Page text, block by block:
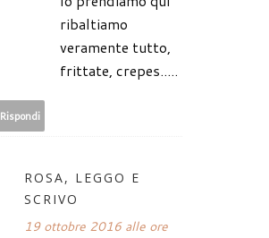
ribaltiamo
veramente tutto,
frittate, crepes.....
Rispondi
ROSA, LEGGO E
SCRIVO
19 ottobre 2016 alle ore